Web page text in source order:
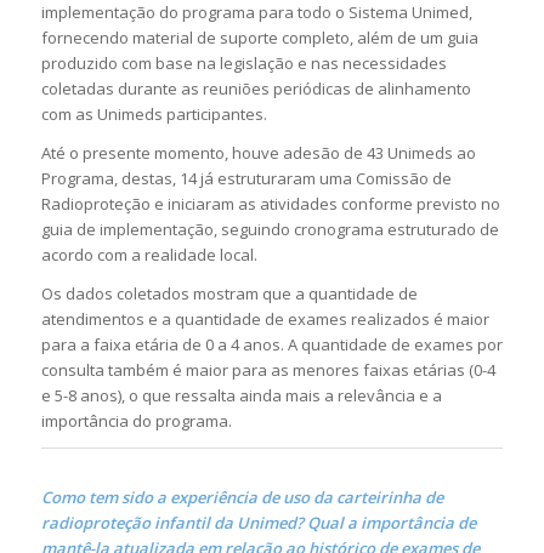
implementação do programa para todo o Sistema Unimed,
fornecendo material de suporte completo, além de um guia
produzido com base na legislação e nas necessidades
coletadas durante as reuniões periódicas de alinhamento
com as Unimeds participantes.
Até o presente momento, houve adesão de 43 Unimeds ao
Programa, destas, 14 já estruturaram uma Comissão de
Radioproteção e iniciaram as atividades conforme previsto no
guia de implementação, seguindo cronograma estruturado de
acordo com a realidade local.
Os dados coletados mostram que a quantidade de
atendimentos e a quantidade de exames realizados é maior
para a faixa etária de 0 a 4 anos. A quantidade de exames por
consulta também é maior para as menores faixas etárias (0-4
e 5-8 anos), o que ressalta ainda mais a relevância e a
importância do programa.
Como tem sido a experiência de uso da carteirinha de
radioproteção infantil da Unimed? Qual a importância de